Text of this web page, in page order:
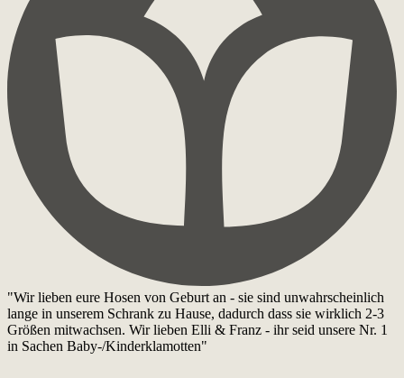
"Wir lieben eure Hosen von Geburt an - sie sind unwahrscheinlich
lange in unserem Schrank zu Hause, dadurch dass sie wirklich 2-3
Größen mitwachsen. Wir lieben Elli & Franz - ihr seid unsere Nr. 1
in Sachen Baby-/Kinderklamotten"